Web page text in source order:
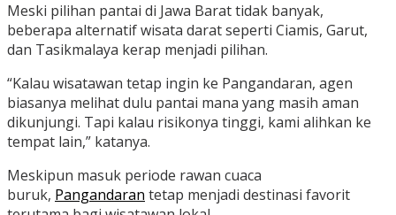
Meski pilihan pantai di Jawa Barat tidak banyak,
beberapa alternatif wisata darat seperti Ciamis, Garut,
dan Tasikmalaya kerap menjadi pilihan.
“Kalau wisatawan tetap ingin ke Pangandaran, agen
biasanya melihat dulu pantai mana yang masih aman
dikunjungi. Tapi kalau risikonya tinggi, kami alihkan ke
tempat lain,” katanya.
Meskipun masuk periode rawan cuaca
buruk, Pangandaran tetap menjadi destinasi favorit